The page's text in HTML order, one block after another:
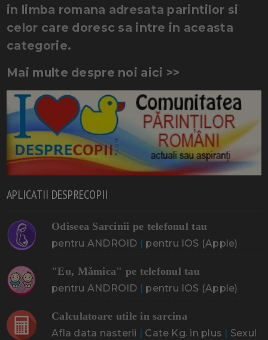
in limba romana adresata parintilor si
celor care doresc sa intre in aceasta
categorie.
Mai multe despre noi aici >>
APLICATII DESPRECOPII
Odiseea Sarcinii pe telefonul tau
pentru ANDROID | pentru IOS (Apple)
"Eu, Mămica" pe telefonul tau
pentru ANDROID | pentru IOS (Apple)
Calculatoare utile in sarcina
Afla data nasterii | Cate Kg. in plus | Sexul